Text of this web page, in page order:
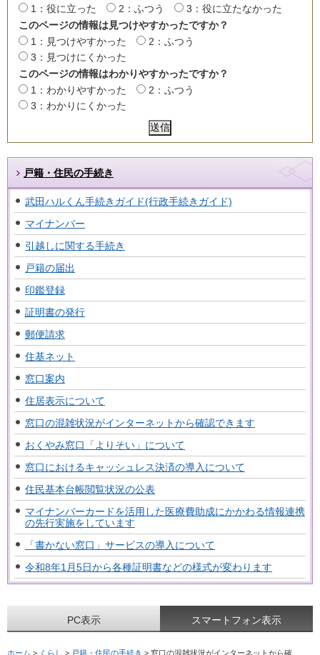
1：役に立った
2：ふつう
3：役に立たなかった
このページの情報は見つけやすかったですか？
1：見つけやすかった
2：ふつう
3：見つけにくかった
このページの情報はわかりやすかったですか？
1：わかりやすかった
2：ふつう
3：わかりにくかった
戸籍・住民の手続き
武田ハルくん手続きガイド(行政手続きガイド)
マイナンバー
引越しに関する手続き
戸籍の届出
印鑑登録
証明書の発行
郵便請求
住基ネット
窓口案内
住居表示について
窓口の混雑状況がインターネットから確認できます
おくやみ窓口「よりそい」について
窓口におけるキャッシュレス決済の導入について
住民基本台帳閲覧状況の公表
マイナンバーカードを活用した医療費助成にかかわる情報連携
の先行実施をしています
「書かない窓口」サービスの導入について
令和8年1月5日から各種証明書などの様式が変わります
PC表示 スマートフォン表示
ホーム > くらし > 戸籍・住民の手続き > 窓口の混雑状況がインターネットから確